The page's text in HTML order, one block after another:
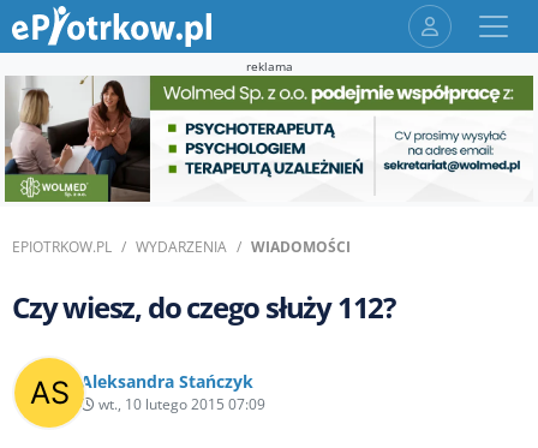
reklama
EPIOTRKOW.PL WYDARZENIA WIADOMOŚCI
Czy wiesz, do czego służy 112?
Aleksandra Stańczyk
wt., 10 lutego 2015 07:09